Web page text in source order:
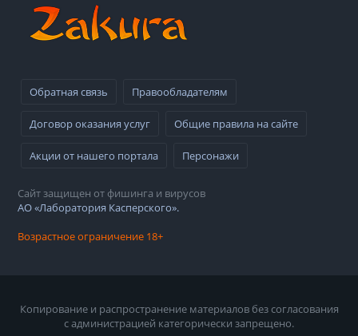
Обратная связь Правообладателям
Договор оказания услуг Общие правила на сайте
Акции от нашего портала Персонажи
Сайт защищен от фишинга и вирусов
АО «Лаборатория Касперского».
Возрастное ограничение 18+
Копирование и распространение материалов без согласования
с администрацией категорически запрещено.